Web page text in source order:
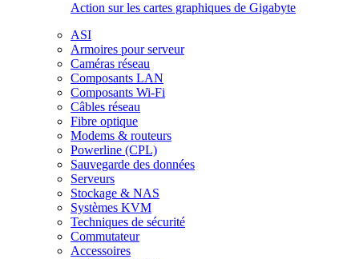
Action sur les cartes graphiques de Gigabyte
ASI
Armoires pour serveur
Caméras réseau
Composants LAN
Composants Wi-Fi
Câbles réseau
Fibre optique
Modems & routeurs
Powerline (CPL)
Sauvegarde des données
Serveurs
Stockage & NAS
Systèmes KVM
Techniques de sécurité
Commutateur
Accessoires